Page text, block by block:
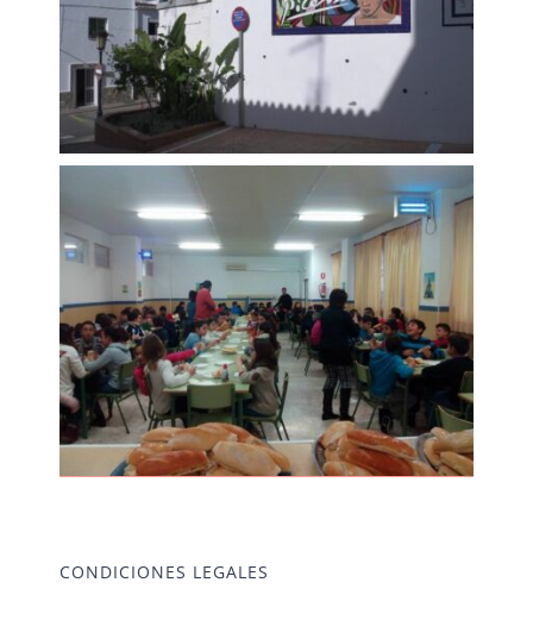
CONDICIONES LEGALES